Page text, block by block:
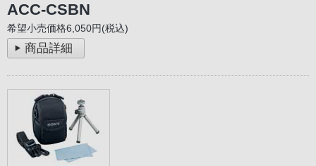
ACC-CSBN
希望小売価格6,050円(税込)
商品詳細